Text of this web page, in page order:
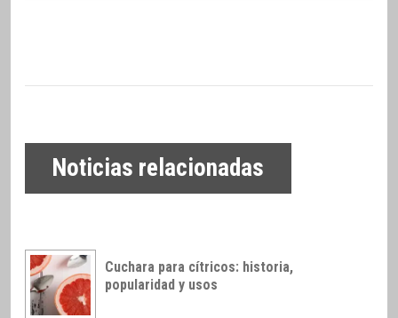
Noticias relacionadas
Cuchara para cítricos: historia,
popularidad y usos